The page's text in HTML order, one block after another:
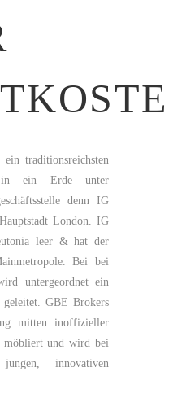
traditionsreichsten
in ein Erde unter
denn IG
London. IG
leer & hat der
Bei bei
untergeordnet ein
geleitet. GBE Brokers
mitten inoffizieller
möbliert und wird bei
innovativen